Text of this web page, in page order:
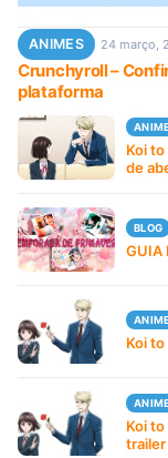
ANIMES 24 março,
Crunchyroll –
plataforma
Koi
de
BLOG
GUIA
Koi
Koi